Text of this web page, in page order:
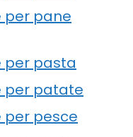
per pane
per pasta
per patate
per pesce